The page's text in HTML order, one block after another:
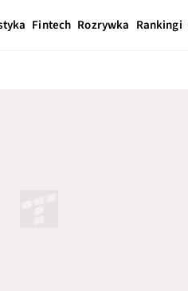
Fintech Rozrywka Rankingi